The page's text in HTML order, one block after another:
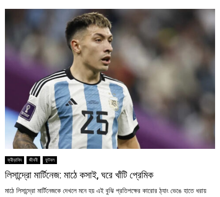
ক্রীড়াবিদ জীবনী ফুটবল
লিসান্দ্রো মার্টিনেজ: মাঠে কসাই, ঘরে খাঁটি প্রেমিক
মাঠে লিসান্দ্রো মার্টিনেজকে দেখলে মনে হয় এই বুঝি প্রতিপক্ষের কারোর ঠ্যাং ভেঙে হাতে ধরায়